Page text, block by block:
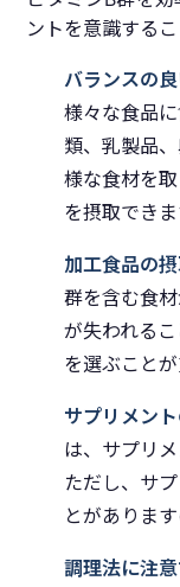
ントを意識するこ
バランスの
様々な食品
類、乳製品
様な食材を
を摂取できま
加工食品の
群を含む食
が失われる
を選ぶことが
サプリメン
は、サプリ
ただし、サ
とがありま
調理法に注